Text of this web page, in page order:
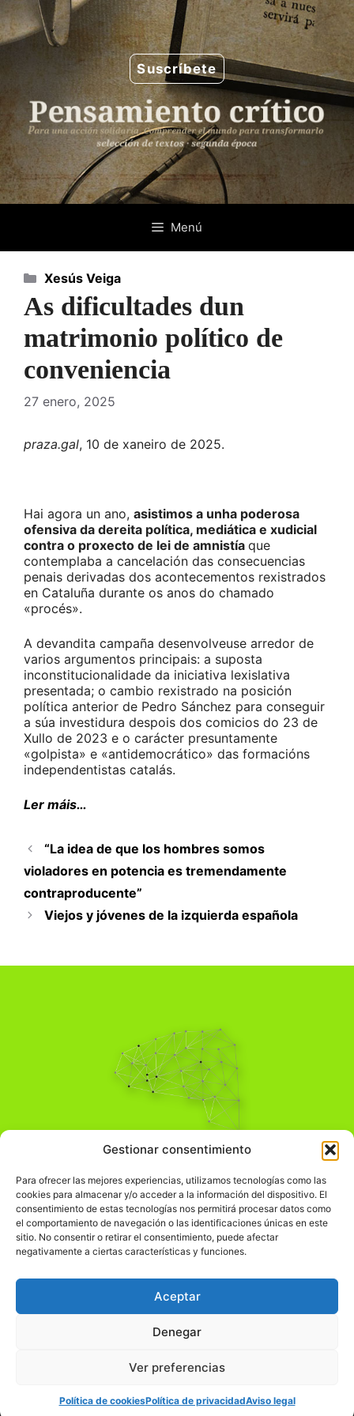
Gestionar consentimiento
Para ofrecer las mejores experiencias, utilizamos tecnologías como las
cookies para almacenar y/o acceder a la información del dispositivo. El
consentimiento de estas tecnologías nos permitirá procesar datos como
el comportamiento de navegación o las identificaciones únicas en este
sitio. No consentir o retirar el consentimiento, puede afectar
negativamente a ciertas características y funciones.
Aceptar
Denegar
Ver preferencias
Política de cookiesPolítica de privacidadAviso legal
Saltar
al
contenido
Suscríbete
Menú
As dificultades dun
matrimonio político de
conveniencia
27 enero, 2025
praza.gal, 10 de xaneiro de 2025.
Hai agora un ano, asistimos a unha poderosa
ofensiva da dereita política, mediática e xudicial
contra o proxecto de lei de amnistía que
contemplaba a cancelación das consecuencias
penais derivadas dos acontecementos rexistrados
en Cataluña durante os anos do chamado
«procés».
A devandita campaña desenvolveuse arredor de
varios argumentos principais: a suposta
inconstitucionalidade da iniciativa lexislativa
presentada; o cambio rexistrado na posición
política anterior de Pedro Sánchez para conseguir
a súa investidura despois dos comicios do 23 de
Xullo de 2023 e o carácter presuntamente
«golpista» e «antidemocrático» das formacións
independentistas catalás.
Ler máis…
Categorías
Xesús Veiga
“La idea de que los hombres somos
violadores en potencia es tremendamente
contraproducente”
Viejos y jóvenes de la izquierda española
Pensamiento Crítico
Comprender el mundo para transformarlo.
Información Legal
჻Política de privacidad
Política de cookies
© pensamientocritico.org 2026